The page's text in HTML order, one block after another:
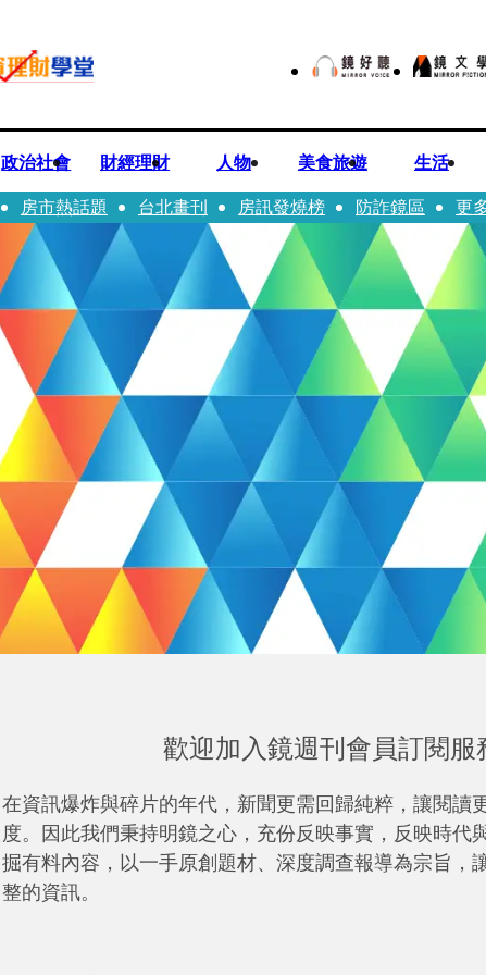
政治社會 財經理財 人物 美食旅遊 生活
房市熱話題 台北畫刊 房訊發燒榜 防詐鏡區 更
歡迎加入鏡週刊會員訂閱服
在資訊爆炸與碎片的年代，新聞更需回歸純粹，讓閱讀
度。因此我們秉持明鏡之心，充份反映事實，反映時代
掘有料內容，以一手原創題材、深度調查報導為宗旨，
整的資訊。